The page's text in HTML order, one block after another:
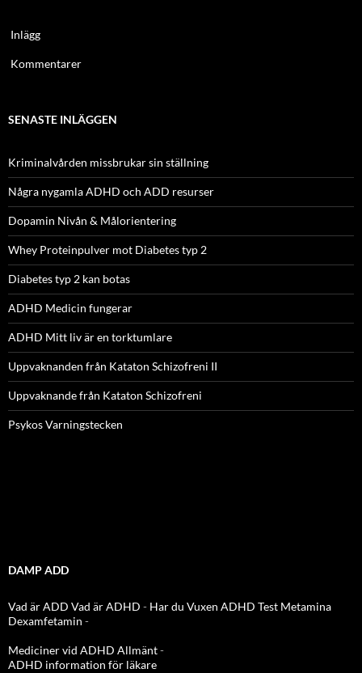
Inlägg
Kommentarer
SENASTE INLÄGGEN
Kriminalvården missbrukar sin ställning
Några nygamla ADHD och ADD resurser
Dopamin Nivån & Målorientering
Whey Proteinpulver mot Diabetes typ 2
Diabetes typ 2 kan botas
ADHD Medicin fungerar
ADHD Mitt liv är en torktumlare
Uppvaknanden från Kataton Schizofreni II
Uppvaknande från Kataton Schizofreni
Psykos Varningstecken
DAMP ADD
Vad är ADD Vad är ADHD - Har du Vuxen ADHD Test Metamina
Dexamfetamin -
Mediciner vid ADHD Allmänt-
ADHD information för läkare